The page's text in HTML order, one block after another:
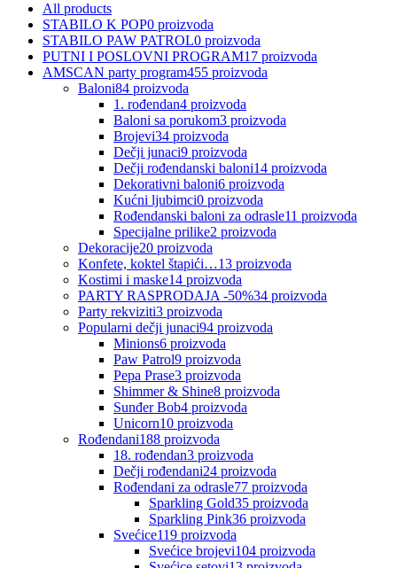
All products
STABILO K POP0 proizvoda
STABILO PAW PATROL0 proizvoda
PUTNI I POSLOVNI PROGRAM17 proizvoda
AMSCAN party program455 proizvoda
Baloni84 proizvoda
1. rođendan4 proizvoda
Baloni sa porukom3 proizvoda
Brojevi34 proizvoda
Dečji junaci9 proizvoda
Dečji rođendanski baloni14 proizvoda
Dekorativni baloni6 proizvoda
Kućni ljubimci0 proizvoda
Rođendanski baloni za odrasle11 proizvoda
Specijalne prilike2 proizvoda
Dekoracije20 proizvoda
Konfete, koktel štapići…13 proizvoda
Kostimi i maske14 proizvoda
PARTY RASPRODAJA -50%34 proizvoda
Party rekviziti3 proizvoda
Popularni dečji junaci94 proizvoda
Minions6 proizvoda
Paw Patrol9 proizvoda
Pepa Prase3 proizvoda
Shimmer & Shine8 proizvoda
Sunđer Bob4 proizvoda
Unicorn10 proizvoda
Rođendani188 proizvoda
18. rođendan3 proizvoda
Dečji rođendani24 proizvoda
Rođendani za odrasle77 proizvoda
Sparkling Gold35 proizvoda
Sparkling Pink36 proizvoda
Svećice119 proizvoda
Svećice brojevi104 proizvoda